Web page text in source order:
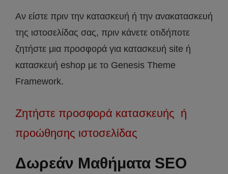
Αν είστε πριν την κατασκευή ή την ανακατασκευή
της ιστοσελίδας σας, πριν κάνετε οτιδήποτε
ζητήστε μια προσφορά για κατασκευή site ή
κατασκευή eshop με το Genesis Theme
Framework.
Ζητήστε προσφορά κατασκευής ή
προώθησης ιστοσελίδας
Δωρεάν Μαθήματα SEO